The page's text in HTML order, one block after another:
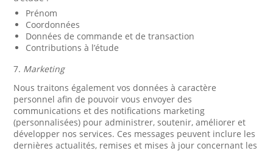
Prénom
Coordonnées
Données de commande et de transaction
Contributions à l’étude
7. Marketing
Nous traitons également vos données à caractère
personnel afin de pouvoir vous envoyer des
communications et des notifications marketing
(personnalisées) pour administrer, soutenir, améliorer et
développer nos services. Ces messages peuvent inclure les
dernières actualités, remises et mises à jour concernant les